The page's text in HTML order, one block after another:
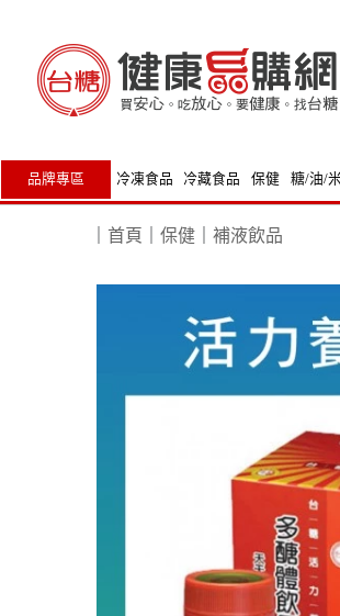
品牌專區 冷凍食品 冷藏食品 保健 糖/油/
首頁 ｜保健 ｜補液飲品